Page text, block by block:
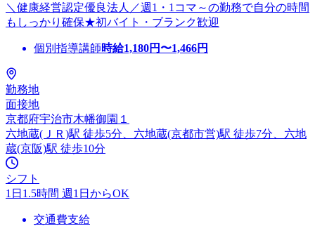
＼健康経営認定優良法人／週1・1コマ～の勤務で自分の時間
もしっかり確保★初バイト・ブランク歓迎
個別指導講師時給1,180円〜1,466円
勤務地
面接地
京都府宇治市木幡御園１
六地蔵(ＪＲ)駅 徒歩5分、六地蔵(京都市営)駅 徒歩7分、六地
蔵(京阪)駅 徒歩10分
シフト
1日1.5時間 週1日からOK
交通費支給